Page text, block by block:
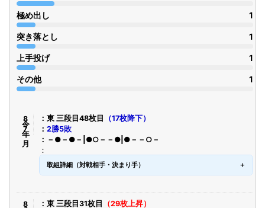
極め出し 1
突き落とし 1
上手投げ 1
その他 1
令8年7月 東 三段目48枚目
（17枚降下）
2勝5敗
－●－●－|●○－－●|●－－○－
取組詳細（対戦相手・決まり手）
東 三段目31枚目
（29枚上昇）